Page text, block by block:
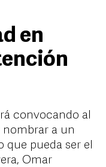
en
convocando al
a un
que pueda ser el
Omar